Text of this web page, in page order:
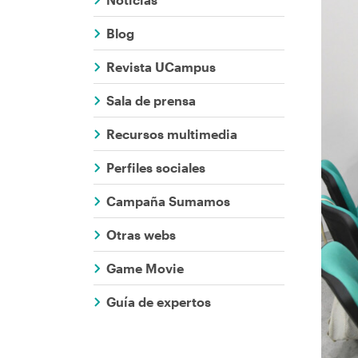
ayuda
a
la
navegación
Blog
Revista UCampus
Sala de prensa
Recursos multimedia
Perfiles sociales
Campaña Sumamos
Otras webs
Game Movie
Guía de expertos